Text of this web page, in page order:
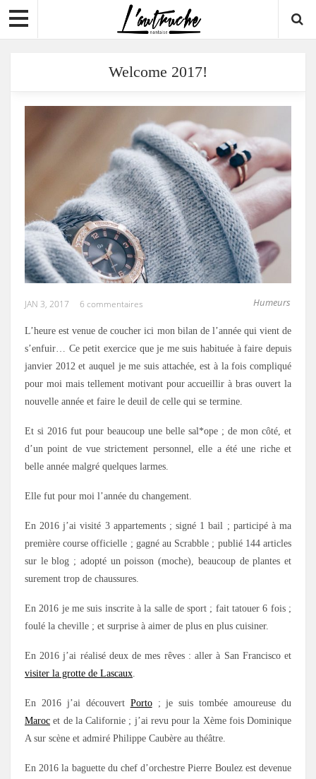
Welcome 2017!
Humeurs
JAN 3, 2017 6 commentaires
L’heure est venue de coucher ici mon bilan de l’année qui vient de
s’enfuir… Ce petit exercice que je me suis habituée à faire depuis
janvier 2012 et auquel je me suis attachée, est à la fois compliqué
pour moi mais tellement motivant pour accueillir à bras ouvert la
nouvelle année et faire le deuil de celle qui se termine.
Et si 2016 fut pour beaucoup une belle sal*ope ; de mon côté, et
d’un point de vue strictement personnel, elle a été une riche et
belle année malgré quelques larmes.
Elle fut pour moi l’année du changement.
En 2016 j’ai visité 3 appartements ; signé 1 bail ; participé à ma
première course officielle ; gagné au Scrabble ; publié 144 articles
sur le blog ; adopté un poisson (moche), beaucoup de plantes et
surement trop de chaussures.
En 2016 je me suis inscrite à la salle de sport ; fait tatouer 6 fois ;
foulé la cheville ; et surprise à aimer de plus en plus cuisiner.
En 2016 j’ai réalisé deux de mes rêves : aller à San Francisco et
visiter la grotte de Lascaux
En 2016 j’ai découvert Porto; je suis tombée amoureuse du
Maroc et de la Californie ; j’ai revu pour la Xème fois Dominique
A sur scène et admiré Philippe Caubère au théâtre.
En 2016 la baguette du chef d’orchestre Pierre Boulez est devenue